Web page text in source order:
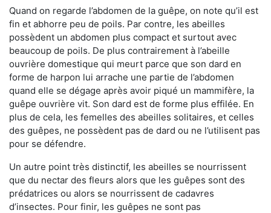
Quand on regarde l’abdomen de la guêpe, on note qu’il est
fin et abhorre peu de poils. Par contre, les abeilles
possèdent un abdomen plus compact et surtout avec
beaucoup de poils. De plus contrairement à l’abeille
ouvrière domestique qui meurt parce que son dard en
forme de harpon lui arrache une partie de l’abdomen
quand elle se dégage après avoir piqué un mammifère, la
guêpe ouvrière vit. Son dard est de forme plus effilée. En
plus de cela, les femelles des abeilles solitaires, et celles
des guêpes, ne possèdent pas de dard ou ne l’utilisent pas
pour se défendre.
Un autre point très distinctif, les abeilles se nourrissent
que du nectar des fleurs alors que les guêpes sont des
prédatrices ou alors se nourrissent de cadavres
d’insectes. Pour finir, les guêpes ne sont pas